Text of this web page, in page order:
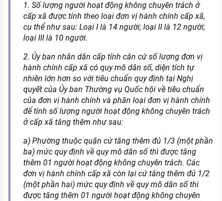
1. Số lượng người hoạt động không chuyên trách ở
cấp xã được tính theo loại đơn vị hành chính cấp xã,
cụ thể như sau: Loại I là 14 người; loại II là 12 người;
loại III là 10 người.
2. Ủy ban nhân dân cấp tỉnh căn cứ số lượng đơn vị
hành chính cấp xã có quy mô dân số, diện tích tự
nhiên lớn hơn so với tiêu chuẩn quy định tại Nghị
quyết của Ủy ban Thường vụ Quốc hội về tiêu chuẩn
của đơn vị hành chính và phân loại đơn vị hành chính
để tính số lượng người hoạt động không chuyên trách
ở cấp xã tăng thêm như sau:
a) Phường thuộc quận cứ tăng thêm đủ 1/3 (một phần
ba) mức quy định về quy mô dân số thì được tăng
thêm 01 người hoạt động không chuyên trách. Các
đơn vị hành chính cấp xã còn lại cứ tăng thêm đủ 1/2
(một phần hai) mức quy định về quy mô dân số thì
được tăng thêm 01 người hoạt động không chuyên